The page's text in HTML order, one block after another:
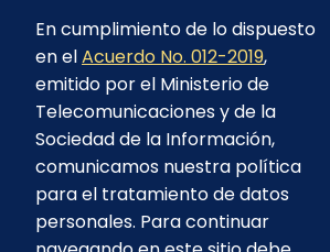
Buzón de quejas y sugerencias
Formulario Contrataciones
En cumplimiento de lo dispuesto
en elAcuerdo No. 012-2019,
emitido por el Ministerio de
Telecomunicaciones y de la
Sociedad de la Información,
comunicamos nuestra política
para el tratamiento de datos
personales. Para continuar